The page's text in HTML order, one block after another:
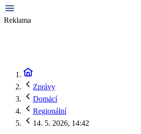
Reklama
Zprávy
Domácí
Regionální
14. 5. 2026, 14:42